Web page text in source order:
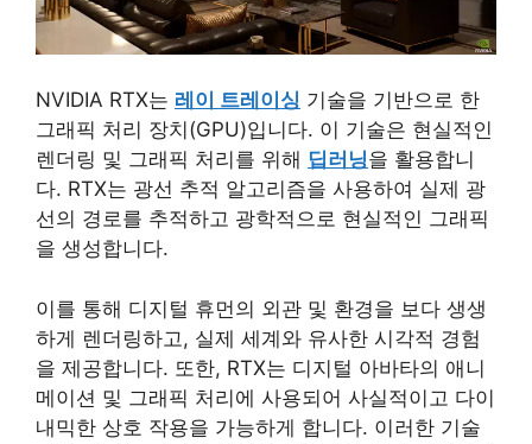
NVIDIA RTX는 레이 트레이싱 기술을 기반으로 한
그래픽 처리 장치(GPU)입니다. 이 기술은 현실적인
렌더링 및 그래픽 처리를 위해 딥러닝을 활용합니
다. RTX는 광선 추적 알고리즘을 사용하여 실제 광
선의 경로를 추적하고 광학적으로 현실적인 그래픽
을 생성합니다.
이를 통해 디지털 휴먼의 외관 및 환경을 보다 생생
하게 렌더링하고, 실제 세계와 유사한 시각적 경험
을 제공합니다. 또한, RTX는 디지털 아바타의 애니
메이션 및 그래픽 처리에 사용되어 사실적이고 다이
내믹한 상호 작용을 가능하게 합니다. 이러한 기술